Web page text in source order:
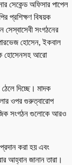
সেকেন্ড অফিসার পাপেল
প্রশিক্ষণ বিষয়ক
সংগঠনের
হোসেন, ইকবাল
হোসেনসহ আরো
দিচ্ছে। মাদক
ওপর গুরুত্বারোপ
সংগঠন গুলোকে আরও
করা হয় এবং
আহ্বান জানান তারা।